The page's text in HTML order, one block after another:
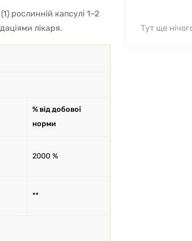
рослинній капсулі 1–2
лікаря.
% від добової
норми
2000 %
**
Тут ще